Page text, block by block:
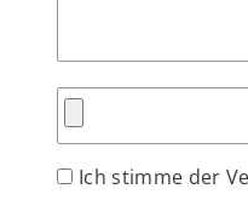
Ich stimme der